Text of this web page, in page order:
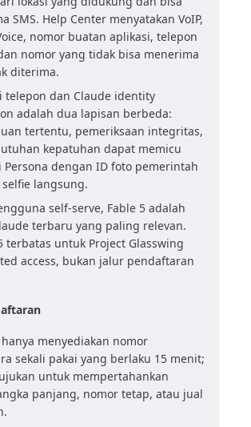
SMS. Help Center menyatakan VoIP,
nomor buatan aplikasi, telepon
nomor yang tidak bisa menerima
diterima.
telepon dan Claude identity
adalah dua lapisan berbeda:
tertentu, pemeriksaan integritas,
kepatuhan dapat memicu
Persona dengan ID foto pemerintah
langsung.
self-serve, Fable 5 adalah
terbaru yang paling relevan.
terbatas untuk Project Glasswing
access, bukan jalur pendaftaran
hanya menyediakan nomor
sekali pakai yang berlaku 15 menit;
untuk mempertahankan
panjang, nomor tetap, atau jual